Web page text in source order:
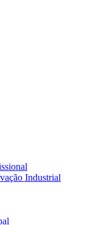
Industrial